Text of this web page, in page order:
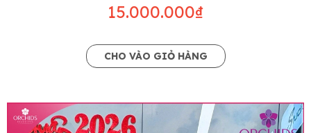
15.000.000₫
CHO VÀO GIỎ HÀNG